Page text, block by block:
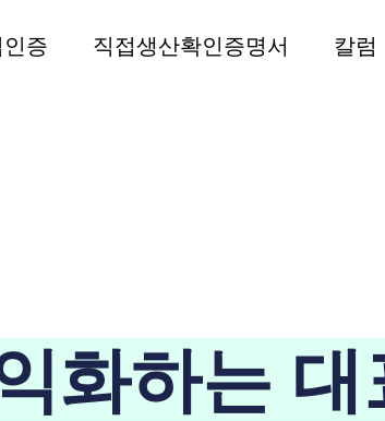
증 직접생산확인증명서 칼럼
화하는 대